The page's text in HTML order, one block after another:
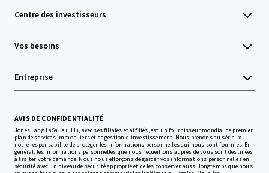
Centre des investisseurs
Vos besoins
Entreprise
AVIS DE CONFIDENTIALITÉ
Jones Lang LaSalle (JLL), avec ses filiales et affiliés, est un fournisseur mondial de premier
plan de services immobiliers et de gestion d'investissement. Nous prenons au sérieux
notre responsabilité de protéger les informations personnelles qui nous sont fournies. En
général, les informations personnelles que nous recueillons auprès de vous sont destinées
à traiter votre demande. Nous nous efforçons de garder vos informations personnelles en
sécurité avec un niveau de sécurité approprié et de les conserver aussi longtemps que nous